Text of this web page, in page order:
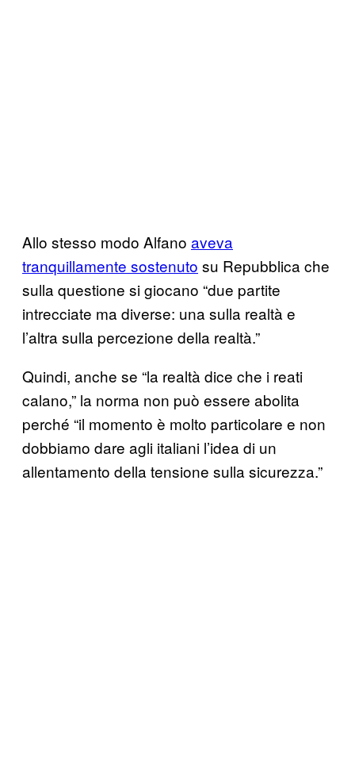
Allo stesso modo Alfano aveva
tranquillamente sostenuto su Repubblica che
sulla questione si giocano “due partite
intrecciate ma diverse: una sulla realtà e
l’altra sulla percezione della realtà.”
Quindi, anche se “la realtà dice che i reati
calano,” la norma non può essere abolita
perché “il momento è molto particolare e non
dobbiamo dare agli italiani l’idea di un
allentamento della tensione sulla sicurezza.”